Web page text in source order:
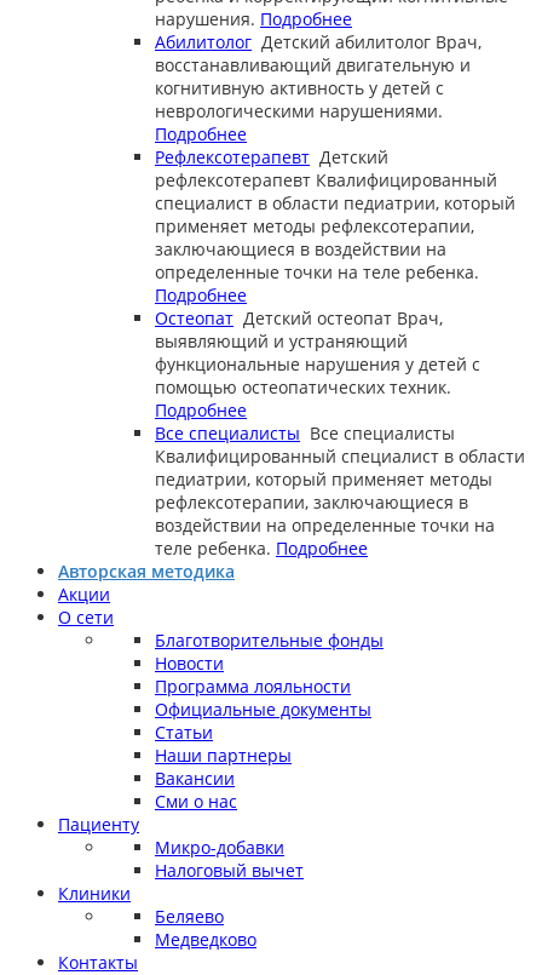
нарушения. Подробнее
Абилитолог Детский абилитолог Врач,
восстанавливающий двигательную и
когнитивную активность у детей с
неврологическими нарушениями.
Подробнее
Рефлексотерапевт Детский
рефлексотерапевт Квалифицированный
специалист в области педиатрии, который
применяет методы рефлексотерапии,
заключающиеся в воздействии на
определенные точки на теле ребенка.
Подробнее
Остеопат Детский остеопат Врач,
выявляющий и устраняющий
функциональные нарушения у детей с
помощью остеопатических техник.
Подробнее
Все специалисты Все специалисты
Квалифицированный специалист в области
педиатрии, который применяет методы
рефлексотерапии, заключающиеся в
воздействии на определенные точки на
теле ребенка. Подробнее
Авторская методика
Акции
О сети
Благотворительные фонды
Новости
Программа лояльности
Официальные документы
Статьи
Наши партнеры
Вакансии
Сми о нас
Пациенту
Микро-добавки
Налоговый вычет
Клиники
Беляево
Медведково
Контакты